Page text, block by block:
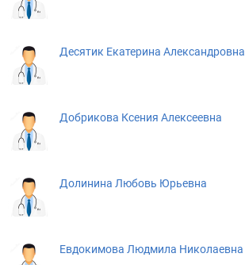
Десятик Екатерина Александровна
Добрикова Ксения Алексеевна
Долинина Любовь Юрьевна
Евдокимова Людмила Николаевна